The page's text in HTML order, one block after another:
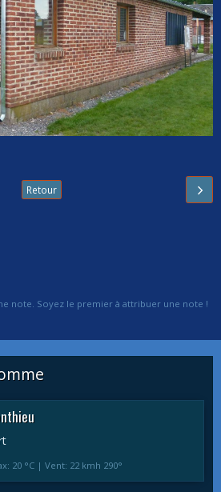
Retour
note. Soyez le premier à attribuer une note !
20 °C | Vent: 22 kmh 290°